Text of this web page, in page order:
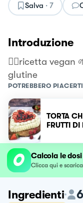
Salva · 7
Introduzione
👉🏻ricetta vegan
glutine
POTREBBERO
TORTA
FRUTTI DI
Calcola le
Clicca qui e
Ingredienti 6